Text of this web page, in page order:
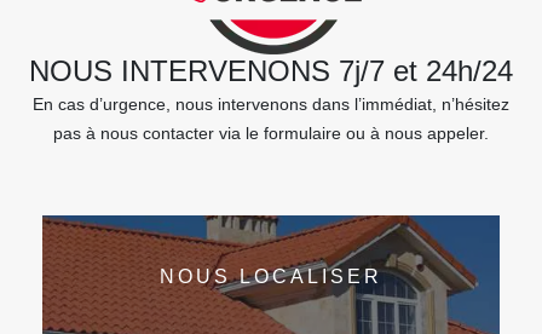
NOUS INTERVENONS 7j/7 et 24h/24
En cas d’urgence, nous intervenons dans l’immédiat, n’hésitez
pas à nous contacter via le formulaire ou à nous appeler.
NOUS LOCALISER